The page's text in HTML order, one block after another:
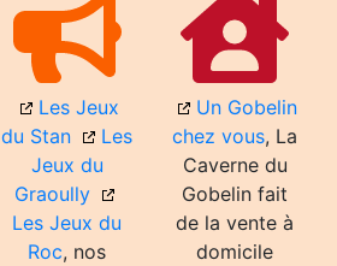
Les Jeux
du Stan
Les
Jeux du
Graoully
Les Jeux du
Roc, nos
Un Gobelin
chez vous, La
Caverne du
Gobelin fait
de la vente à
domicile